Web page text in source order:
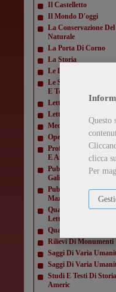
Questo
clicca
Per
Il Castelletto
Il Mondo D'oggi
La Conservazione
Naturale
La Porta Di Corno
La Storia
Le Lettere E Le Arti
Le Scienze E La
E Tecn
Letteratura
Letture Varie
Mediamorfosi
Opere Di Giacomo
Profili E Studi Di
E Amer
Pubblicazioni Della
Galilaeana
Pubblicazioni Della
Mazziniana
Quaderni
Letteratur
Quaderni Della
Rilievi Di Monumenti
Saggi Di Varia
Saggi Di Varia
Studi E Testi Di
Americ